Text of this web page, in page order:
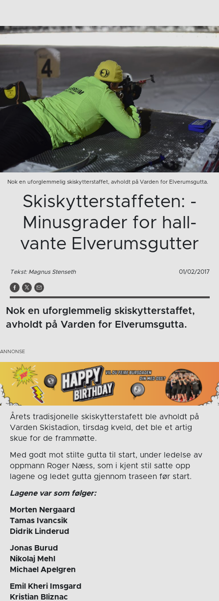
Nok en uforglemmelig skiskytterstaffet, avholdt på Varden for Elverumsgutta.
Skiskytterstaffeten: -
Minusgrader for hall-
vante Elverumsgutter
Tekst: Magnus Stenseth 01/02/2017
Nok en uforglemmelig skiskytterstaffet,
avholdt på Varden for Elverumsgutta.
Årets tradisjonelle skiskytterstafett ble avholdt på
Varden Skistadion, tirsdag kveld, det ble et artig
skue for de frammøtte.
Med godt mot stilte gutta til start, under ledelse av
oppmann Roger Næss, som i kjent stil satte opp
lagene og ledet gutta gjennom traseen før start.
Lagene var som følger:
Morten Nergaard
Tamas Ivancsik
Didrik Linderud
Jonas Burud
Nikolaj Mehl
Michael Apelgren
Emil Kheri Imsgard
Kristian Bliznac